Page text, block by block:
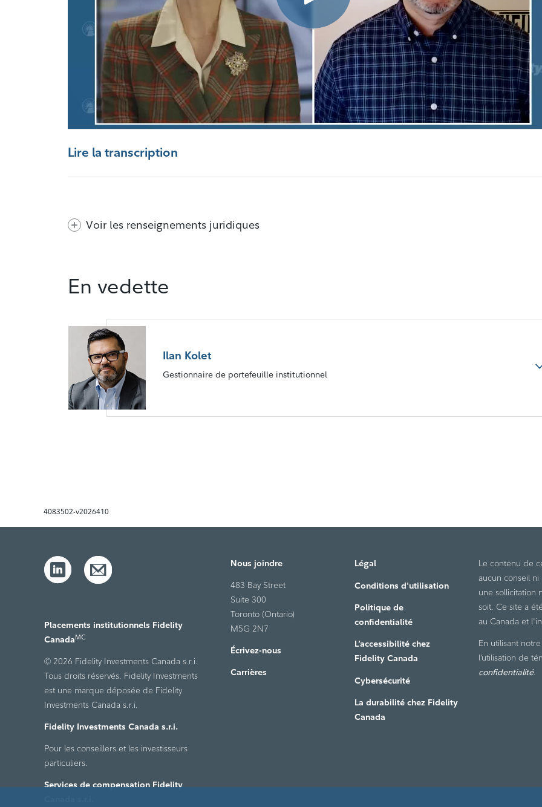
Lire la transcription
Voir les renseignements juridiques
En vedette
Ilan Kolet
Gestionnaire de portefeuille institutionnel
4083502-v2026410
Placements institutionnels Fidelity
CanadaMC
© 2026 Fidelity Investments Canada s.r.i.
Tous droits réservés. Fidelity Investments
est une marque déposée de Fidelity
Investments Canada s.r.i.
Fidelity Investments Canada s.r.i.
Pour les conseillers et les investisseurs
particuliers.
Services de compensation Fidelity
Nous joindre
483 Bay Street
Suite 300
Toronto (Ontario)
M5G 2N7
Écrivez-nous
Carrières
Légal
Conditions d'utilisation
Politique de
confidentialité
L’accessibilité chez
Fidelity Canada
Cybersécurité
La durabilité chez Fidelity
Canada
Le contenu de
aucun conseil
une sollicitation
soit. Ce site a
au Canada et
En utilisant
l’utilisation de
confidentialité.